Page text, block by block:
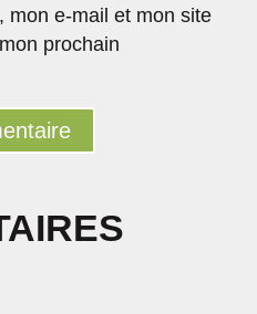
mon e-mail et mon site
prochain